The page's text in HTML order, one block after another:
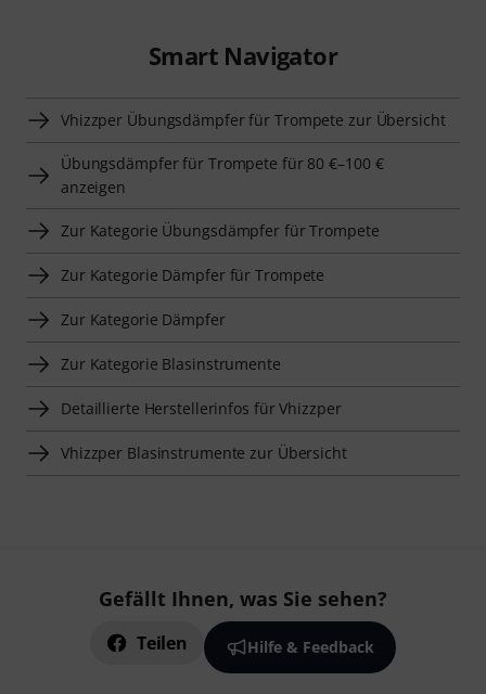
Smart Navigator
Vhizzper Übungsdämpfer für Trompete zur Übersicht
Übungsdämpfer für Trompete für 80 €–100 €
anzeigen
Zur Kategorie Übungsdämpfer für Trompete
Zur Kategorie Dämpfer für Trompete
Zur Kategorie Dämpfer
Zur Kategorie Blasinstrumente
Detaillierte Herstellerinfos für Vhizzper
Vhizzper Blasinstrumente zur Übersicht
Gefällt Ihnen, was Sie sehen?
Teilen Hilfe & Feedback